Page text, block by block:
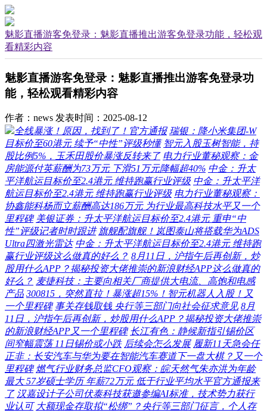
魅影直播游客免登录：魅影直播推出游客免登录功能，轻松观
看精彩内容
魅影直播游客免登录：魅影直播推出游客免登录功
能，轻松观看精彩内容
作者：news 发表时间：2025-08-12
全线暴涨！原因，找到了！官方通报 瑞银：降小米集团-W
目标价至60港元 续予“中性”评级秒懂 智元入股玉树智能，持
股比例5%，玉禾田股价暴涨反转来了 电力行业董秘观察：金
房能源付英薪酬为73万元 下滑51万元降幅超40% 中金：升太
平洋航运目标价至2.4港元 维持跑赢行业评级 中金：升太平洋
航运目标价至2.4港元 维持跑赢行业评级 电力行业董秘观察：
协鑫能科杨而立薪酬高达186万元 为行业最高科技水平又一个
里程碑 美银证券：升太平洋航运目标价至2.4港元 重申“中
性”评级记者时时跟进 旗舰配旗舰！岚图泰山将搭载华为ADS
Ultra四激光雷达 中金：升太平洋航运目标价至2.4港元 维持跑
赢行业评级这么做真的好么？ 8月11日，沪指午后再创新，炒
股用什么APP？揭秘投资大佬推崇的新浪财经APP这么做真的
好么？ 麦捷科技：主要向相关厂商提供大电流、高饱和电感
产品 300815，突然直拉！暴涨超15%！智元机器人入股！又
一个里程碑 事关存钱取钱 央行等三部门向社会征求意见 8月
11日，沪指午后再创新，炒股用什么APP？揭秘投资大佬推崇
的新浪财经APP又一个里程碑 长江有色：静候新指引锡价区
间窄幅震荡 11日锡价或小跌 后续会怎么发展 履新11天急会任
正非：长安汽车与华为要在智能汽车赛道下一盘大棋？又一个
里程碑 燃气行业财务总监CFO观察：皖天然气朱亦洪为年龄
最大 57岁硕士学历 年薪72万元 低于行业平均水平官方通报来
了 汉嘉设计子公司伏泰科技获邀参编AI标准，技术势力获行
业认可 大额现金存取拟“松绑”？央行等三部门征言，个人存